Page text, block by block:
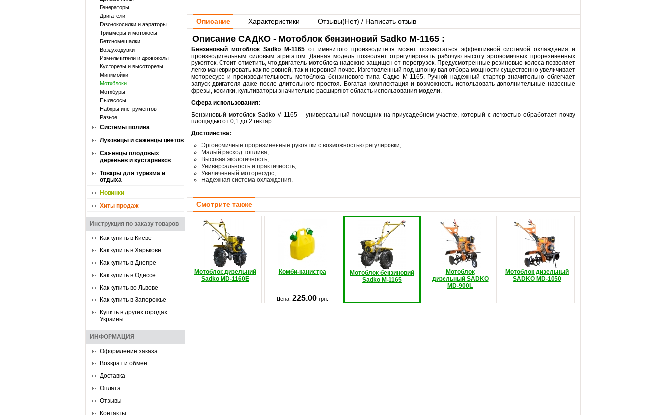
Генераторы
Двигатели
Газонокосилки и аэраторы
Триммеры и мотокосы
Бетономешалки
Воздуходувки
Измельчители и дровоколы
Кусторезы и высоторезы
Минимойки
Мотоблоки
Мотобуры
Пылесосы
Наборы инструментов
Разное
Системы полива
Луковицы и саженцы цветов
Саженцы плодовых
деревьев и кустарников
Товары для туризма и
отдыха
Новинки
Хиты продаж
Инструкция по заказу товаров
Как купить в Киеве
Как купить в Харькове
Как купить в Днепре
Как купить в Одессе
Как купить во Львове
Как купить в Запорожье
Купить в других городах
Украины
ИНФОРМАЦИЯ
Оформление заказа
Возврат и обмен
Доставка
Оплата
Отзывы
Контакты
Описание Характеристики Отзывы(Нет) / Написать отзыв
Описание САДКО - Мотоблок бензиновий Sadko M-1165 :
Бензиновый мотоблок Sadko M-1165 от именитого производителя может похвастаться эффективной системой охлаждения и
производительным силовым агрегатом. Данная модель позволяет отрегулировать рабочую высоту эргономичных прорезиненных
рукояток. Стоит отметить, что двигатель мотоблока надежно защищен от перегрузок. Предусмотренные резиновые колеса позволяет
легко маневрировать как по ровной, так и неровной почве. Изготовленный под шпонку вал отбора мощности существенно увеличивает
моторесурс и производительность мотоблока бензинового типа Садко M-1165. Ручной надежный стартер значительно облегчает
запуск двигателя даже после длительного простоя. Богатая комплектация и возможность использовать дополнительные навесные
фрезы, косилки, культиваторы значительно расширяют область использования модели.
Сфера использования:
Бензиновый мотоблок Sadko M-1165 – универсальный помощник на приусадебном участке, который с легкостью обработает почву
площадью от 0,1 до 2 гектар.
Достоинства:
Эргономичные прорезиненные рукоятки с возможностью регулировки;
Малый расход топлива;
Высокая экологичность;
Универсальность и практичность;
Увеличенный моторесурс;
Надежная система охлаждения.
Смотрите также
Мотоблок дизельний
Sadko MD-1160E
Комби-канистра
Мотоблок бензиновий
Sadko M-1165
Мотоблок
дизельный SADKO
MD-900L
Мотоблок дизельный
SADKO MD-1050
Цена: 225.00 грн.